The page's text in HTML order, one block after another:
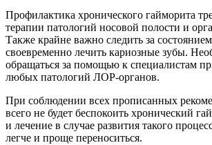
Профилактика хронического гайморита
терапии патологий носовой полости и
Также крайне важно следить за
своевременно лечить кариозные зубы.
обращаться за помощью к специалистам
любых патологий ЛОР-органов.
При соблюдении всех прописанных
всего не будет беспокоить хронический
и лечение в случае развития такого
легче и проще переноситься.